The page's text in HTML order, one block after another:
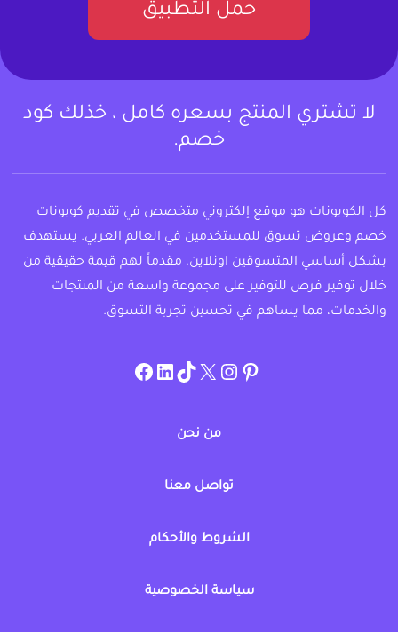
حمل التطبيق
لا تشتري المنتج بسعره كامل ، خذلك كود
خصم.
كل الكوبونات هو موقع إلكتروني متخصص في تقديم كوبونات
خصم وعروض تسوق للمستخدمين في العالم العربي. يستهدف
بشكل أساسي المتسوقين اونلاين، مقدماً لهم قيمة حقيقية من
خلال توفير فرص للتوفير على مجموعة واسعة من المنتجات
والخدمات، مما يساهم في تحسين تجربة التسوق.
pinterest
allcouponat
twitter
TikTok
linkedin
facebook
من نحن
تواصل معنا
الشروط والأحكام
سياسة الخصوصية